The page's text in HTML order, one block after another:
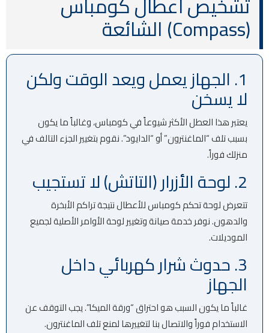
(Compass) الشائعة
1. الجهاز يعمل ويعد الوقت ولكن
لا يسخن
يعتبر هذا العطل الأكثر شيوعاً في كومباس، وغالباً ما يكون
بسبب تلف “الماغنترون” أو “الدايود”. نقوم بتغيير الجزء التالف في
منزلك فوراً.
2. لوحة الأزرار (التاتش) لا تستجيب
تتعرض لوحة تحكم كومباس للأعطال نتيجة تراكم الأبخرة
والدهون. نوفر خدمة صيانة وتغيير لوحة الأوامر الأصلية لجميع
الموديلات.
3. حدوث شرار كهربائي داخل
الجهاز
غالباً ما يكون السبب هو احتراق “ورقة الميكا”. يجب التوقف عن
الاستخدام فوراً والاتصال بنا لتغييرها لمنع تلف الماغنترون.